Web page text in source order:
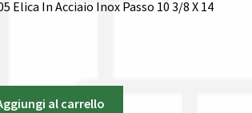
Elica In Acciaio Inox Passo 10 3/8 X 14
al carrello